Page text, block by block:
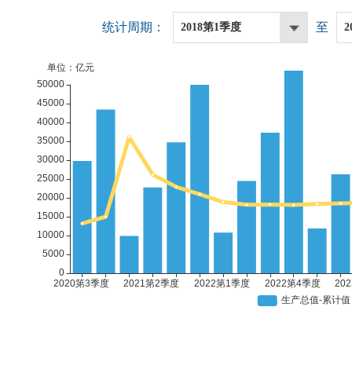
统计周期： 2018第1季度 至